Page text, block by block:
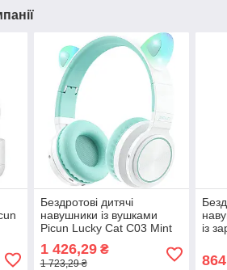
Бездротові дитячі
навушники із вушками
Picun Lucky Cat С03 Mint
2344
1 426,29₴
1 723,29 ₴
із